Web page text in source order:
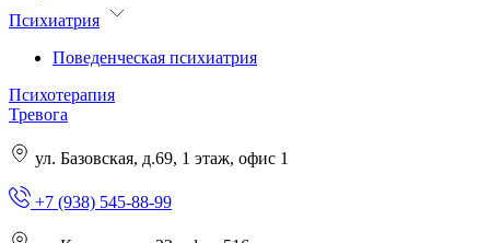
Психиатрия
Поведенческая психиатрия
Психотерапия
Тревога
ул. Базовская, д.69, 1 этаж, офис 1
+7 (938) 545-88-99